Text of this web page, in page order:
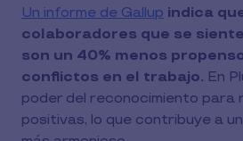
Un informe de Gallup indica
colaboradores que se
son un 40% menos
conflictos en el trabajo. En
poder del reconocimiento
positivas, lo que contribuye a